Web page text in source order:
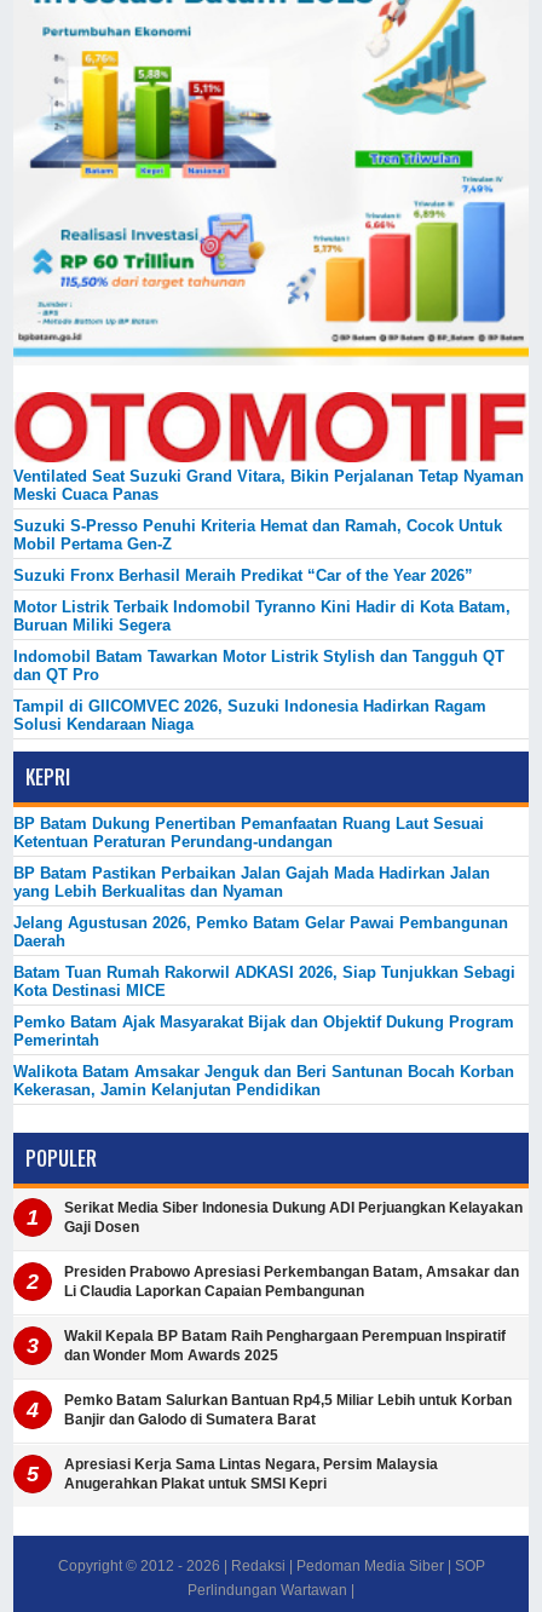
Ventilated Seat Suzuki Grand Vitara, Bikin Perjalanan Tetap Nyaman
Meski Cuaca Panas
Suzuki S-Presso Penuhi Kriteria Hemat dan Ramah, Cocok Untuk
Mobil Pertama Gen-Z
Suzuki Fronx Berhasil Meraih Predikat “Car of the Year 2026”
Motor Listrik Terbaik Indomobil Tyranno Kini Hadir di Kota Batam,
Buruan Miliki Segera
Indomobil Batam Tawarkan Motor Listrik Stylish dan Tangguh QT
dan QT Pro
Tampil di GIICOMVEC 2026, Suzuki Indonesia Hadirkan Ragam
Solusi Kendaraan Niaga
KEPRI
BP Batam Dukung Penertiban Pemanfaatan Ruang Laut Sesuai
Ketentuan Peraturan Perundang-undangan
BP Batam Pastikan Perbaikan Jalan Gajah Mada Hadirkan Jalan
yang Lebih Berkualitas dan Nyaman
Jelang Agustusan 2026, Pemko Batam Gelar Pawai Pembangunan
Daerah
Batam Tuan Rumah Rakorwil ADKASI 2026, Siap Tunjukkan Sebagi
Kota Destinasi MICE
Pemko Batam Ajak Masyarakat Bijak dan Objektif Dukung Program
Pemerintah
Walikota Batam Amsakar Jenguk dan Beri Santunan Bocah Korban
Kekerasan, Jamin Kelanjutan Pendidikan
POPULER
Serikat Media Siber Indonesia Dukung ADI Perjuangkan Kelayakan
Gaji Dosen
Presiden Prabowo Apresiasi Perkembangan Batam, Amsakar dan
Li Claudia Laporkan Capaian Pembangunan
Wakil Kepala BP Batam Raih Penghargaan Perempuan Inspiratif
dan Wonder Mom Awards 2025
Pemko Batam Salurkan Bantuan Rp4,5 Miliar Lebih untuk Korban
Banjir dan Galodo di Sumatera Barat
Apresiasi Kerja Sama Lintas Negara, Persim Malaysia
Anugerahkan Plakat untuk SMSI Kepri
Copyright © 2012 - 2026 | Redaksi | Pedoman Media Siber| SOP
Perlindungan Wartawan |